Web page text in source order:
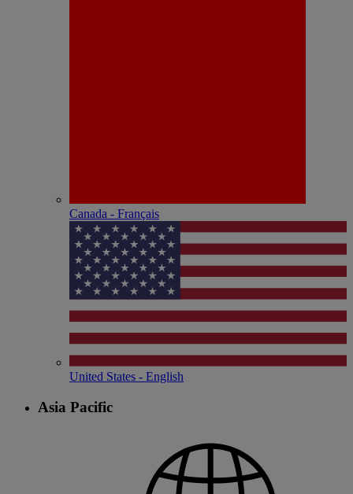
Canada - Français
United States - English
Asia Pacific